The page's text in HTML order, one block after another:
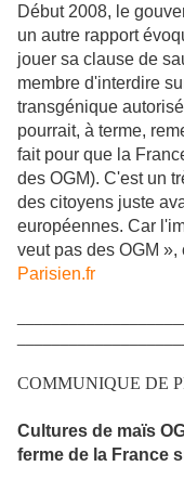
Début 2008, le
un autre rapport
jouer sa clause de
membre d'interdire
transgénique
pourrait, à terme,
fait pour que la
des OGM). C'est un
des citoyens juste
européennes. Car
veut pas des OGM
Parisien.fr
COMMUNIQUE DE
Cultures de maïs
ferme de la France